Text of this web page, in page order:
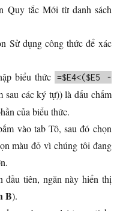
Quy tắc Mới từ danh sách
Sử dụng công thức để xác
biểu thức
=$E4<($E5 -
sau các ký tự)) là dấu chấm
của biểu thức.
vào tab Tô, sau đó chọn
màu đỏ vì chúng tôi đang
tiên, ngăn này hiển thị
B).